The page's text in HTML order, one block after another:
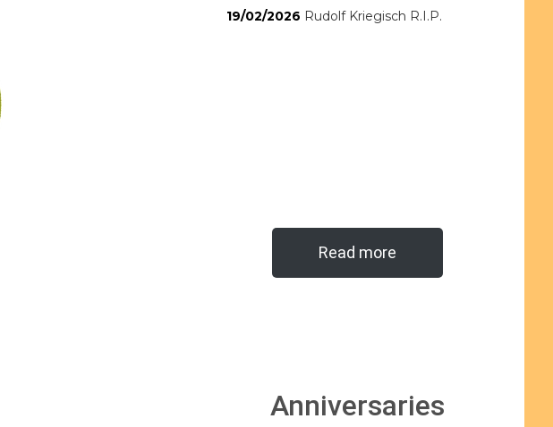
19/02/2026 Rudolf Kriegisch R.I.P.
Read more
Anniversaries